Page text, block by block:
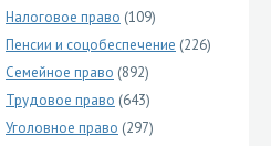
Налоговое право (109)
Пенсии и соцобеспечение (226)
Семейное право (892)
Трудовое право (643)
Уголовное право (297)